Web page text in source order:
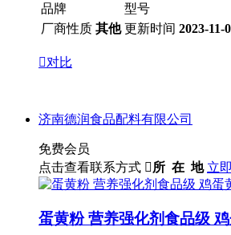
品牌
型号
厂商性质 其他 更新时间 2023-11-
对比
济南德润食品配料有限公司
免费会员
点击查看联系方式 所 在 地 立
蛋黄粉 营养强化剂食品级